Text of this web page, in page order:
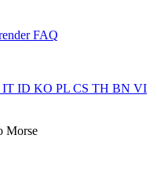
FAQ
IT ID KO PL CS TH BN VI
Morse